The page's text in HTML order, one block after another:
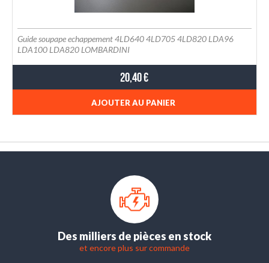
Guide soupape echappement 4LD640 4LD705 4LD820 LDA96
LDA100 LDA820 LOMBARDINI
20,40 €
AJOUTER AU PANIER
Des milliers de pièces en stock
et encore plus sur commande